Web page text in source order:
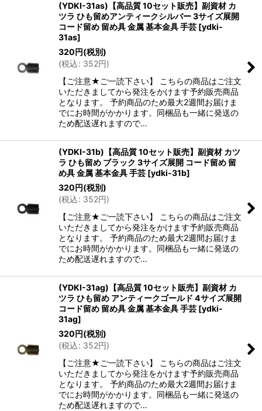
(YDKI-31as)【高品質 10セット販売】副資材 カ
ツラ ひも留めアンティークシルバー 3サイズ展開
コード留め 留め具 金属 基本金具 手芸 [ydki-
31as]
320円(税別)
(税込: 352円)
【ご注意★ご一読下さい】 こちらの商品はご注文
いただきましてから発注をかけます予約販売商品
となります。 予約商品のため最大2週間お届けま
でにお時間がかかります。同梱品も一緒に発送の
ため配送遅れますので…
(YDKI-31b)【高品質 10セット販売】副資材 カツ
ラ ひも留め ブラック 3サイズ展開 コード留め 留
め具 金属 基本金具 手芸 [ydki-31b]
320円(税別)
(税込: 352円)
【ご注意★ご一読下さい】 こちらの商品はご注文
いただきましてから発注をかけます予約販売商品
となります。 予約商品のため最大2週間お届けま
でにお時間がかかります。同梱品も一緒に発送の
ため配送遅れますので…
(YDKI-31ag)【高品質 10セット販売】副資材 カ
ツラ ひも留め アンティークゴールド 4サイズ展開
コード留め 留め具 金属 基本金具 手芸 [ydki-
31ag]
320円(税別)
(税込: 352円)
【ご注意★ご一読下さい】 こちらの商品はご注文
いただきましてから発注をかけます予約販売商品
となります。 予約商品のため最大2週間お届けま
でにお時間がかかります。同梱品も一緒に発送の
ため配送遅れますので…